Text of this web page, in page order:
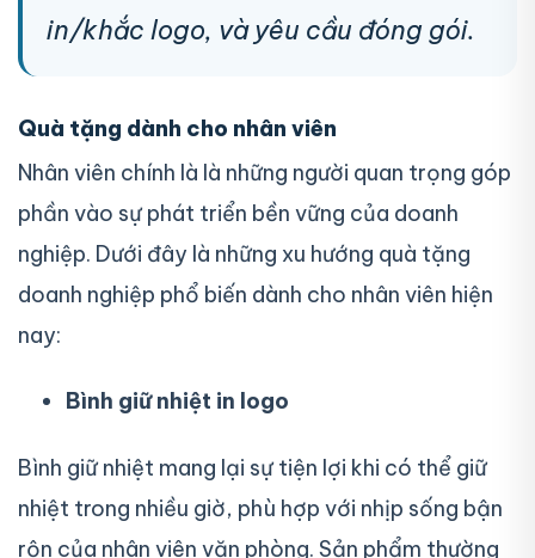
in/khắc logo, và yêu cầu đóng gói.
Quà tặng dành cho nhân viên
Nhân viên chính là là những người quan trọng góp
phần vào sự phát triển bền vững của doanh
nghiệp. Dưới đây là những xu hướng quà tặng
doanh nghiệp phổ biến dành cho nhân viên hiện
nay:
Bình giữ nhiệt in logo
Bình giữ nhiệt mang lại sự tiện lợi khi có thể giữ
nhiệt trong nhiều giờ, phù hợp với nhịp sống bận
rộn của nhân viên văn phòng. Sản phẩm thường